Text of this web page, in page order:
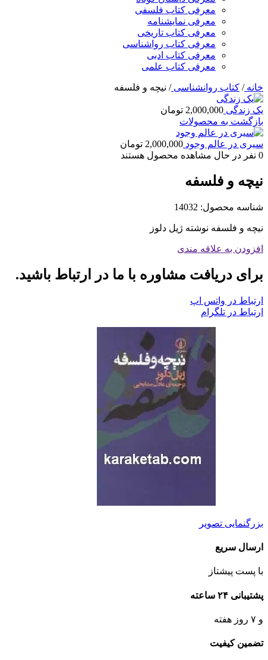
معرفی کتاب فلسفی
معرفی نمایشنامه
معرفی کتاب تاریخی
معرفی کتاب رواشناسی
معرفی کتاب ادبی
معرفی کتاب علمی
خانه/ کتاب روانشناسی/ نيچه و فلسفه
یک زندگی 2,000,000 تومان
بازگشت به محصولات
سیری در عالم وجود 2,000,000 تومان
0 نفر در حال مشاهده محصول هستند
نيچه و فلسفه
شناسه محصول: 14032
نيچه و فلسفه نوشته ژیل دلوز
افزودن به علاقه مندی
برای دریافت مشاوره با ما در ارتباط باشید.
ارتباط در واتس اپ
ارتباط در تلگرام
بزرگنمایی تصویر
ارسال سریع
با پست پیشتاز
پشتیبانی ۲۴ ساعته
و ۷ روز هفته
تضمین کیفیت